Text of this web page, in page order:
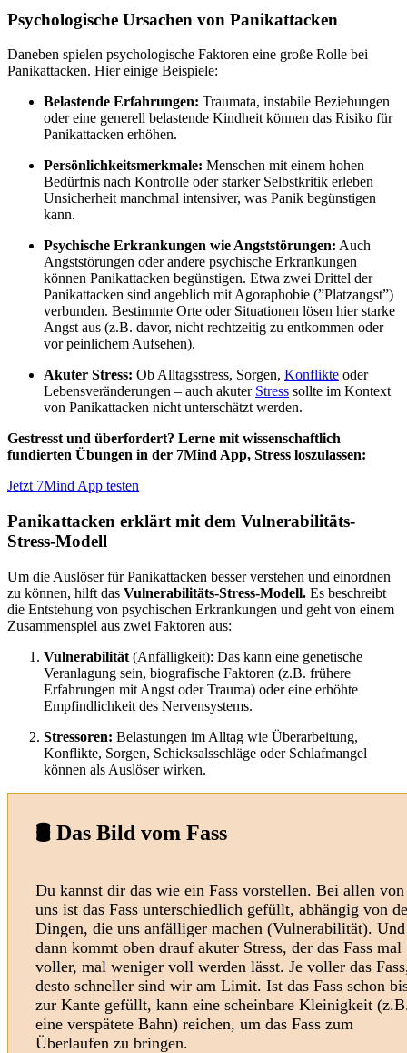
Psychologische Ursachen von Panikattacken
Daneben spielen psychologische Faktoren eine große Rolle bei
Panikattacken. Hier einige Beispiele:
Belastende Erfahrungen: Traumata, instabile Beziehungen
oder eine generell belastende Kindheit können das Risiko für
Panikattacken erhöhen.
Persönlichkeitsmerkmale: Menschen mit einem hohen
Bedürfnis nach Kontrolle oder starker Selbstkritik erleben
Unsicherheit manchmal intensiver, was Panik begünstigen
kann.
Psychische Erkrankungen wie Angststörungen: Auch
Angststörungen oder andere psychische Erkrankungen
können Panikattacken begünstigen. Etwa zwei Drittel der
Panikattacken sind angeblich mit Agoraphobie (”Platzangst”)
verbunden. Bestimmte Orte oder Situationen lösen hier starke
Angst aus (z.B. davor, nicht rechtzeitig zu entkommen oder
vor peinlichem Aufsehen).
Akuter Stress: Ob Alltagsstress, Sorgen, Konflikte oder
Lebensveränderungen – auch akuter Stress sollte im Kontext
von Panikattacken nicht unterschätzt werden.
Gestresst und überfordert? Lerne mit wissenschaftlich
fundierten Übungen in der 7Mind App, Stress loszulassen:
Jetzt 7Mind App testen
Panikattacken erklärt mit dem Vulnerabilitäts-
Stress-Modell
Um die Auslöser für Panikattacken besser verstehen und einordnen
zu können, hilft das Vulnerabilitäts-Stress-Modell. Es beschreibt
die Entstehung von psychischen Erkrankungen und geht von einem
Zusammenspiel aus zwei Faktoren aus:
Vulnerabilität (Anfälligkeit): Das kann eine genetische
Veranlagung sein, biografische Faktoren (z.B. frühere
Erfahrungen mit Angst oder Trauma) oder eine erhöhte
Empfindlichkeit des Nervensystems.
Stressoren: Belastungen im Alltag wie Überarbeitung,
Konflikte, Sorgen, Schicksalsschläge oder Schlafmangel
können als Auslöser wirken.
🛢️ Das Bild vom Fass
Du kannst dir das wie ein Fass vorstellen. Bei allen von
uns ist das Fass unterschiedlich gefüllt, abhängig von
Dingen, die uns anfälliger machen (Vulnerabilität). Und
dann kommt oben drauf akuter Stress, der das Fass mal
voller, mal weniger voll werden lässt. Je voller das
desto schneller sind wir am Limit. Ist das Fass schon
zur Kante gefüllt, kann eine scheinbare Kleinigkeit
eine verspätete Bahn) reichen, um das Fass zum
Überlaufen zu bringen.